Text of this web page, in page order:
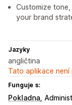
Customize
your brand
Jazyky
angličtina
Tato aplikace
Funguje s:
Pokladna